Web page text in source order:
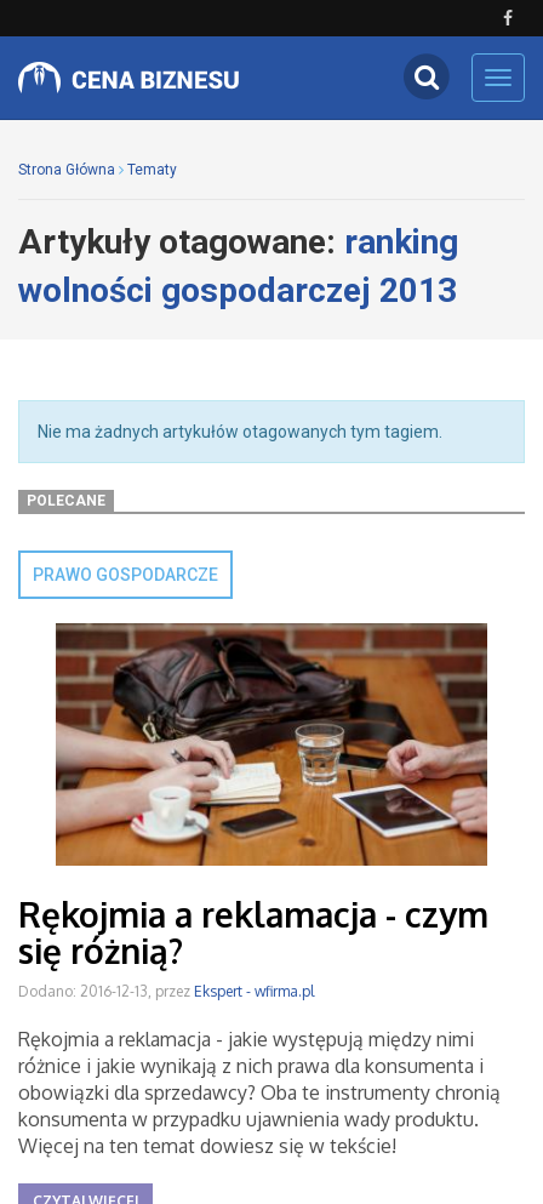
Strona Główna Tematy
Artykuły otagowane: ranking
wolności gospodarczej 2013
Nie ma żadnych artykułów otagowanych tym tagiem.
POLECANE
PRAWO GOSPODARCZE
Rękojmia a reklamacja - czym
się różnią?
Dodano: 2016-12-13, przez Ekspert - wfirma.pl
Rękojmia a reklamacja - jakie występują między nimi
różnice i jakie wynikają z nich prawa dla konsumenta i
obowiązki dla sprzedawcy? Oba te instrumenty chronią
konsumenta w przypadku ujawnienia wady produktu.
Więcej na ten temat dowiesz się w tekście!